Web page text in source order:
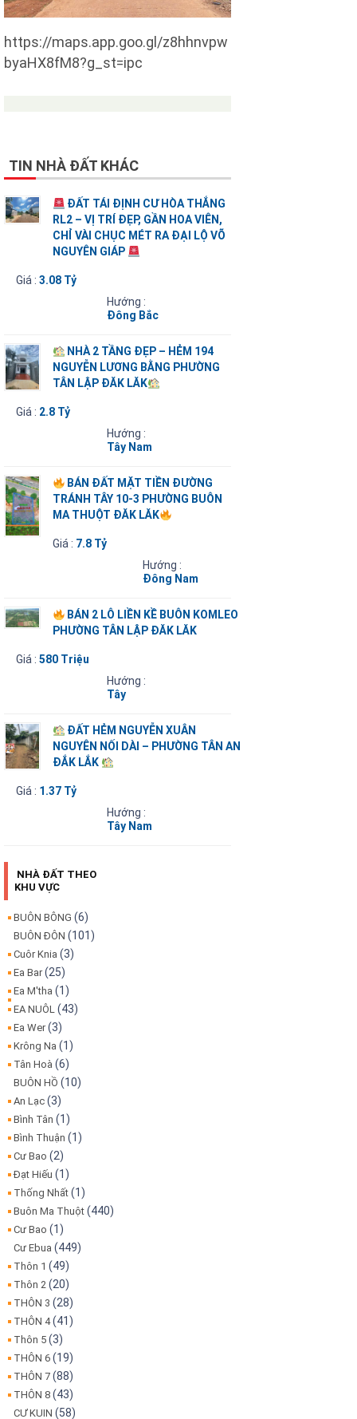
https://maps.app.goo.gl/z8hhnvpw
byaHX8fM8?g_st=ipc
TIN NHÀ ĐẤT KHÁC
ĐẤT TÁI ĐỊNH CƯ HÒA THẮNG
RL2 – VỊ TRÍ ĐẸP, GẦN HOA VIÊN,
CHỈ VÀI CHỤC MÉT RA ĐẠI LỘ VÕ
NGUYÊN GIÁP
Giá : 3.08 Tỷ
Hướng :
Đông Bắc
NHÀ 2 TẦNG ĐẸP – HẺM 194
NGUYỄN LƯƠNG BẰNG PHƯỜNG
TÂN LẬP ĐĂK LĂK
Giá : 2.8 Tỷ
Hướng :
Tây Nam
BÁN ĐẤT MẶT TIỀN ĐƯỜNG
TRÁNH TÂY 10-3 PHƯỜNG BUÔN
MA THUỘT ĐĂK LĂK
Giá : 7.8 Tỷ
Hướng :
Đông Nam
BÁN 2 LÔ LIỀN KỀ BUÔN KOMLEO
PHƯỜNG TÂN LẬP ĐĂK LĂK
Giá : 580 Triệu
Hướng :
Tây
ĐẤT HẺM NGUYỄN XUÂN
NGUYÊN NỐI DÀI – PHƯỜNG TÂN AN
ĐẮK LẮK
Giá : 1.37 Tỷ
Hướng :
Tây Nam
NHÀ ĐẤT THEO
KHU VỰC
BUÔN BÔNG (6)
BUÔN ĐÔN (101)
Cuôr Knia (3)
Ea Bar(25)
Ea M'tha (1)
EA NUÔL (43)
Ea Wer(3)
Krông Na (1)
Tân Hoà (6)
BUÔN HỒ (10)
An Lạc (3)
Bình Tân (1)
Bình Thuận (1)
Cư Bao (2)
Đạt Hiếu (1)
Thống Nhất (1)
Buôn Ma Thuột (440)
Cư Bao (1)
Cư Ebua (449)
Thôn 1 (49)
Thôn 2 (20)
THÔN 3 (28)
THÔN 4(41)
Thôn 5 (3)
THÔN 6 (19)
THÔN 7 (88)
THÔN 8 (43)
CƯ KUIN (58)